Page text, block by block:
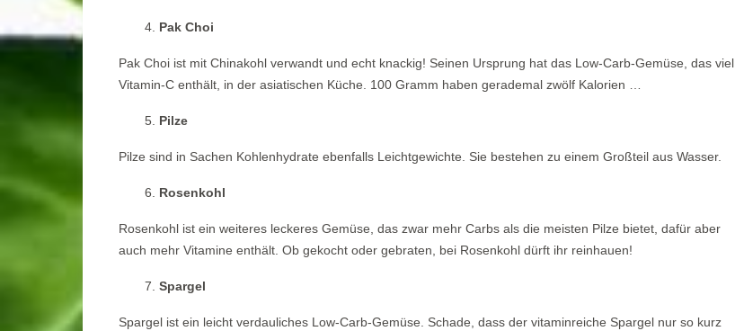
Pak Choi
Pak Choi ist mit Chinakohl verwandt und echt knackig! Seinen Ursprung hat das Low-Carb-Gemüse, das viel
Vitamin-C enthält, in der asiatischen Küche. 100 Gramm haben gerademal zwölf Kalorien …
Pilze
Pilze sind in Sachen Kohlenhydrate ebenfalls Leichtgewichte. Sie bestehen zu einem Großteil aus Wasser.
Rosenkohl
Rosenkohl ist ein weiteres leckeres Gemüse, das zwar mehr Carbs als die meisten Pilze bietet, dafür aber
auch mehr Vitamine enthält. Ob gekocht oder gebraten, bei Rosenkohl dürft ihr reinhauen!
Spargel
Spargel ist ein leicht verdauliches Low-Carb-Gemüse. Schade, dass der vitaminreiche Spargel nur so kurz